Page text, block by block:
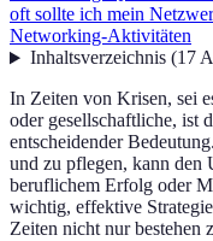
oft sollte ich mein
Networking-Aktivitäten
Inhaltsverzeichnis(17
In Zeiten von Krisen, sei
oder gesellschaftliche, ist
entscheidender
und zu pflegen, kann den
beruflichem Erfolg oder
wichtig, effektive
Zeiten nicht nur bestehen